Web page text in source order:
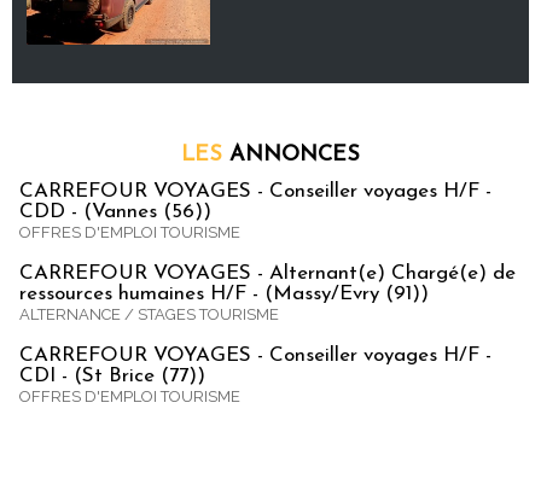
LES ANNONCES
CARREFOUR VOYAGES - Conseiller voyages H/F -
CDD - (Vannes (56))
OFFRES D'EMPLOI TOURISME
CARREFOUR VOYAGES - Alternant(e) Chargé(e) de
ressources humaines H/F - (Massy/Evry (91))
ALTERNANCE / STAGES TOURISME
CARREFOUR VOYAGES - Conseiller voyages H/F -
CDI - (St Brice (77))
OFFRES D'EMPLOI TOURISME